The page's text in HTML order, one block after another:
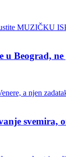
Beograd,
svemira,